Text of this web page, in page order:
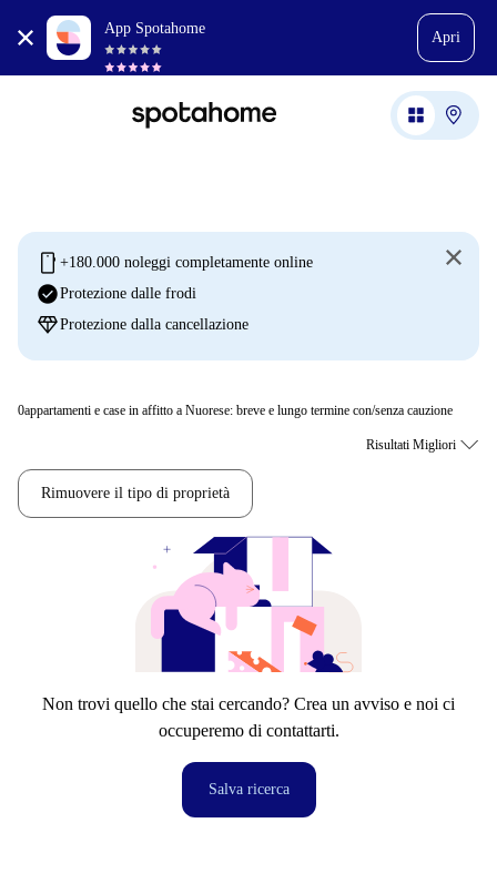
App Spotahome
Apri
mobile +180.000 noleggi completamente online
check_circleProtezione dalle frodi
diamondProtezione dalla cancellazione
0appartamenti e case in affitto a Nuorese: breve e lungo termine con/senza cauzione
Rimuovere il tipo di proprietà
Non trovi quello che stai cercando? Crea un avviso e noi ci
occuperemo di contattarti.
Salva ricerca